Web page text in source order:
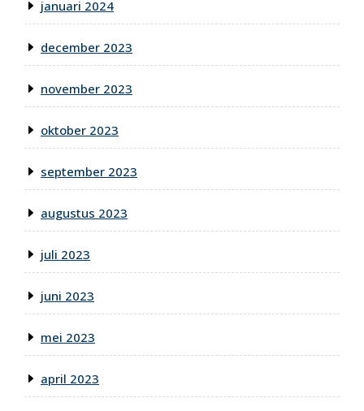
januari 2024
december 2023
november 2023
oktober 2023
september 2023
augustus 2023
juli 2023
juni 2023
mei 2023
april 2023